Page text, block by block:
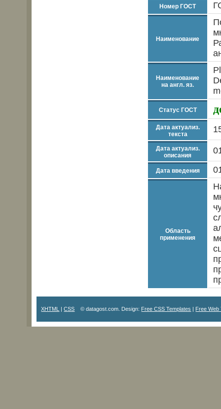
Номер ГОСТ
Наименование
Наименование
на англ. яз.
Статус ГОСТ
Дата актуализ.
текста
Дата актуализ.
описания
Дата введения
Область
применения
XHTML |CSS © datagost.com. Design: Free CSS Templates | Free Web